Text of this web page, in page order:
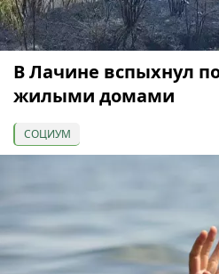
В Лачине вспыхнул
жилыми домами
СОЦИУМ